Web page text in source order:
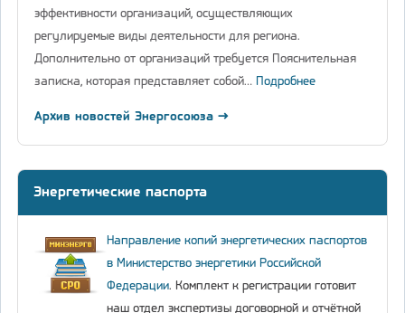
эффективности организаций, осуществляющих
регулируемые виды деятельности для региона.
Дополнительно от организаций требуется Пояснительная
записка, которая представляет собой… Подробнее
Архив новостей Энергосоюза →
Энергетические паспорта
Направление копий энергетических паспортов
в Министерство энергетики Российской
Федерации. Комплект к регистрации готовит
наш отдел экспертизы договорной и отчётной